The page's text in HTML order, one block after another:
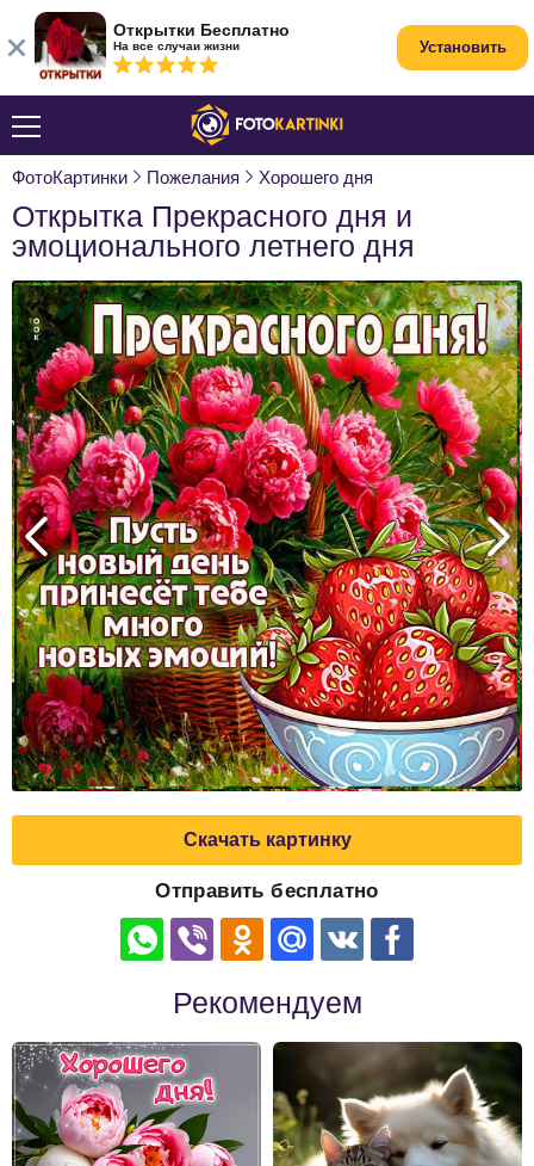
ФотоКартинки Пожелания Хорошего дня
Открытка Прекрасного дня и
эмоционального летнего дня
Скачать картинку
Отправить бесплатно
Рекомендуем
Открытки Бесплатно
На все случаи жизни Установить